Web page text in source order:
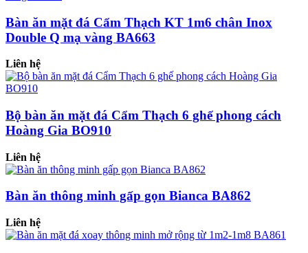
Bàn ăn mặt đá Cẩm Thạch KT 1m6 chân Inox
Double Q mạ vàng BA663
Liên hệ
Bộ bàn ăn mặt đá Cẩm Thạch 6 ghế phong cách
Hoàng Gia BO910
Liên hệ
Bàn ăn thông minh gấp gọn Bianca BA862
Liên hệ